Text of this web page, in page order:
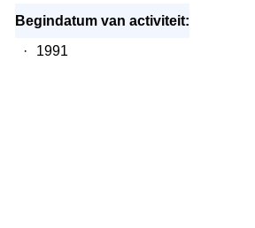
Begindatum van activiteit:
·
1991